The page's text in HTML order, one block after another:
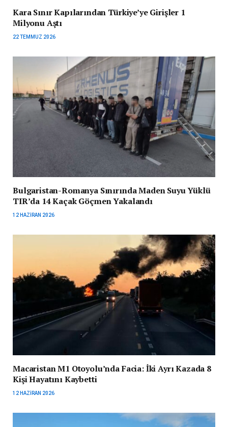
Kara Sınır Kapılarından Türkiye’ye Girişler 1
Milyonu Aştı
22 TEMMUZ 2026
Bulgaristan-Romanya Sınırında Maden Suyu Yüklü
TIR’da 14 Kaçak Göçmen Yakalandı
12 HAZIRAN 2026
Macaristan M1 Otoyolu’nda Facia: İki Ayrı Kazada 8
Kişi Hayatını Kaybetti
12 HAZIRAN 2026